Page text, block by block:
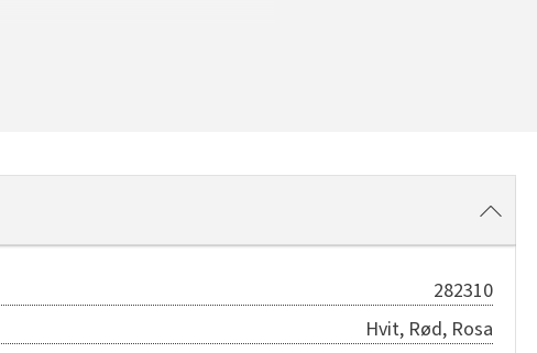
282310
Hvit, Rød, Rosa